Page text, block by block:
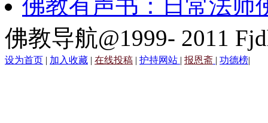
佛教有声书：日常法师
佛教导航@1999- 2011
设为首页 | 加入收藏 | 在线投稿 | 护持网站 | 报恩斋 | 功德榜|